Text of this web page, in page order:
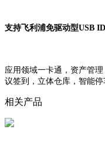
支持飞利浦免驱动型USB
应用领域一卡通，资产管理
议签到，立体仓库，智能
相关产品